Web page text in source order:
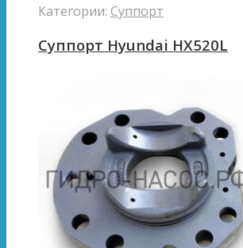
Категории: Суппорт
Суппорт Hyundai HX520L